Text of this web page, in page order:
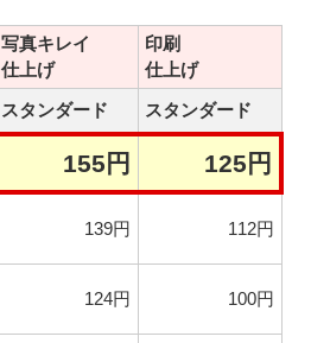
写真キレイ
仕上げ
印刷
仕上げ
スタンダード スタンダード
155円 125円
139円 112円
124円 100円